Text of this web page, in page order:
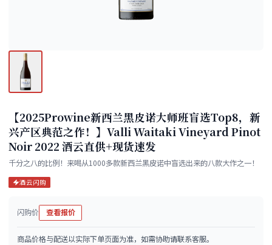
【2025Prowine新西兰黑皮诺大师班盲选Top8，新
兴产区典范之作！】Valli Waitaki Vineyard Pinot
Noir 2022 酒云直供+现货速发
千分之八的比例！来喝从1000多款新西兰黑皮诺中盲选出来的八款大作之一！
酒云闪购
闪购价 查看报价
商品价格与配送以实际下单页面为准，如需协助请联系客服。